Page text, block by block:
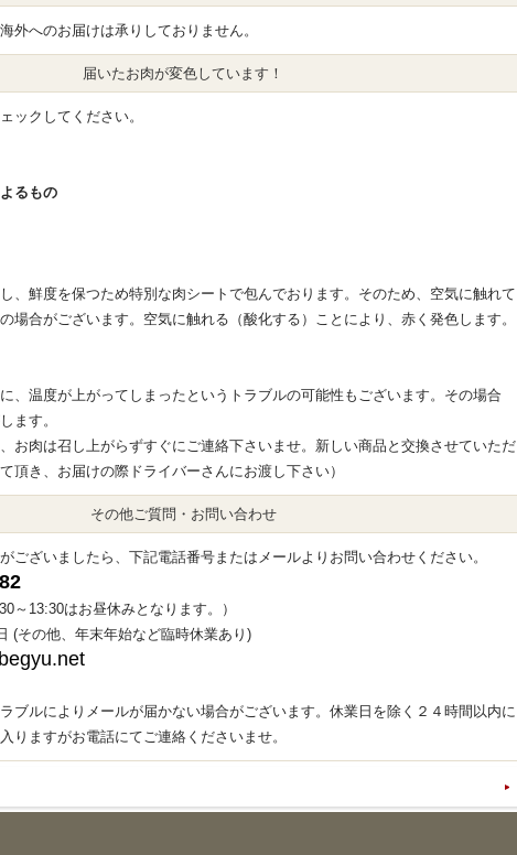
外へのお届けは承りしておりません。
届いたお肉が変色しています！
ックしてください。
るもの
、鮮度を保つため特別な肉シートで包んでおります。そのため、空気に触れて
場合がございます。空気に触れる（酸化する）ことにより、赤く発色します。
、温度が上がってしまったというトラブルの可能性もございます。その場合
ます。
お肉は召し上がらずすぐにご連絡下さいませ。新しい商品と交換させていただ
頂き、お届けの際ドライバーさんにお渡し下さい）
その他ご質問・お問い合わせ
ございましたら、下記電話番号またはメールよりお問い合わせください。
～13:30はお昼休みとなります。）
その他、年末年始など臨時休業あり)
ブルによりメールが届かない場合がございます。休業日を除く２４時間以内に
りますがお電話にてご連絡くださいませ。